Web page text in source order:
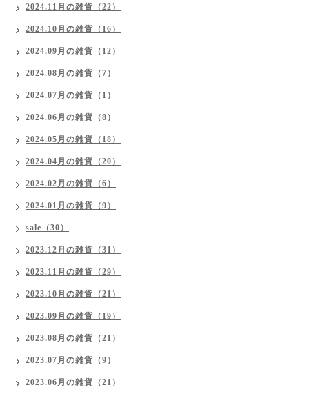
2024.11月の雑貨（22）
2024.10月の雑貨（16）
2024.09月の雑貨（12）
2024.08月の雑貨（7）
2024.07月の雑貨（1）
2024.06月の雑貨（8）
2024.05月の雑貨（18）
2024.04月の雑貨（20）
2024.02月の雑貨（6）
2024.01月の雑貨（9）
sale（30）
2023.12月の雑貨（31）
2023.11月の雑貨（29）
2023.10月の雑貨（21）
2023.09月の雑貨（19）
2023.08月の雑貨（21）
2023.07月の雑貨（9）
2023.06月の雑貨（21）